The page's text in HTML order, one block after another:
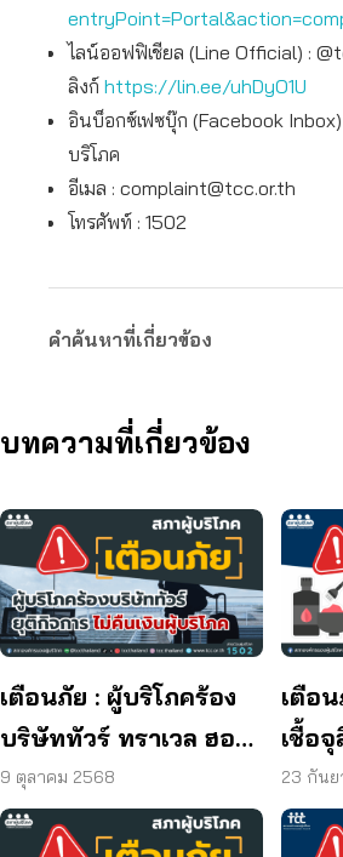
ไลน์ออฟฟิเชียล (Line Official) :
ลิงก์ https://lin.ee/uhDyO1U
อินบ็อกซ์เฟซบุ๊ก (Facebook
บริโภค
อีเมล : complaint@tcc.or.th
โทรศัพท์ : 1502
คำค้นหาที่เกี่ยวข้อง
บทความที่เกี่ยวข้อง
เตือนภัย : ผู้บริโภคร้อง
บริษัททัวร์ ทราเวล ฮอลิ
เดย์ ยุติกิจการ ไม่คืนเงิน
ผู้บริโภค
9 ตุลาคม 2568
เตือ
เชื้อ
โรค
ยีสต์
23 กัน